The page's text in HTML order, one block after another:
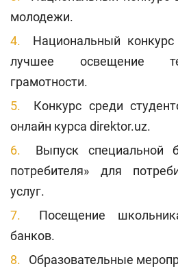
молодежи.
Национальный
лучшее освещение
грамотности.
Конкурс среди
онлайн курса direktor.uz.
Выпуск специальной
потребителя» для
услуг.
Посещение
банков.
Образовательные